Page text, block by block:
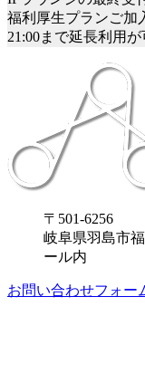
福利厚生プランご加
21:00まで延長利用
〒501-6256
岐阜県羽島市
ール内
お問い合わせフォー